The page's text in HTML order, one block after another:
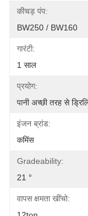
कीचड़ पंप:
BW250 / BW160
गारंटी:
1 साल
प्रयोग:
पानी अच्छी तरह से
इंजन ब्रांड:
कमिंस
Gradeability:
21 °
वापस क्षमता खींचो: